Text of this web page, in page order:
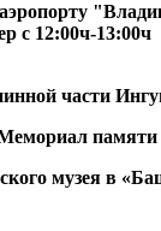
с 12:00ч-13:00ч
части
музея в